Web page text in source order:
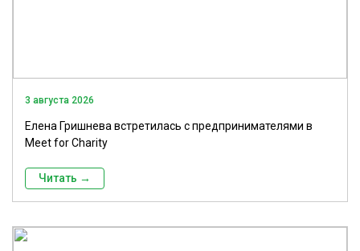
3 августа 2026
Елена Гришнева встретилась с предпринимателями в
Meet for Charity
Читать →